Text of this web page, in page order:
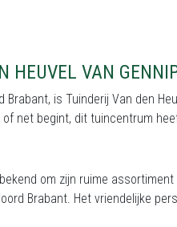
HEUVEL VAN
Brabant, is Tuinderij Van den
net begint, dit tuincentrum
om zijn ruime assortiment
Brabant. Het vriendelijke